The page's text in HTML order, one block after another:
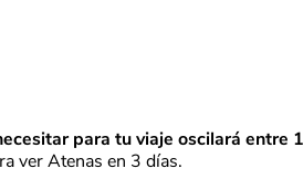
para tu viaje oscilará entre
ver Atenas en 3 días.